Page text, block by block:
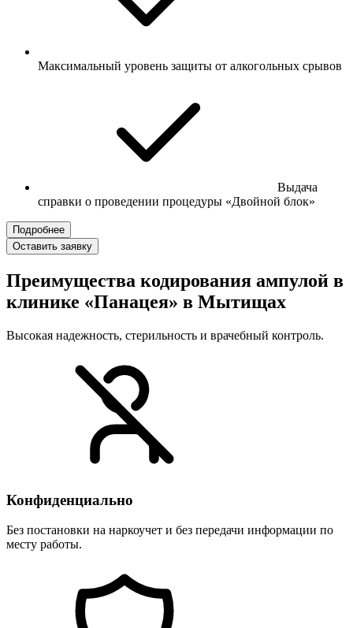
Максимальный уровень защиты от алкогольных срывов
Выдача
справки о проведении процедуры «Двойной блок»
Подробнее
Оставить заявку
Преимущества кодирования ампулой в
клинике «Панацея» в Мытищах
Высокая надежность, стерильность и врачебный контроль.
Конфиденциально
Без постановки на наркоучет и без передачи информации по
месту работы.